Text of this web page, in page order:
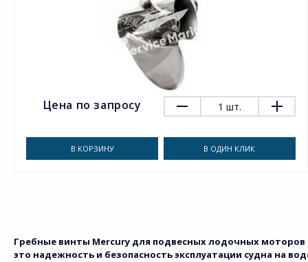
Цена по запросу 1 шт.
В КОРЗИНУ В ОДИН КЛИК
Гребные винты Mercury для подвесных лодочных моторов
это надежность и безопасность эксплуатации судна на